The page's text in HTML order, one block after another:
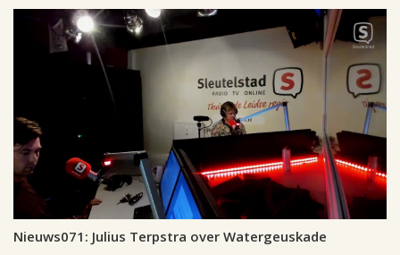
Nieuws071: Julius Terpstra over Watergeuskade